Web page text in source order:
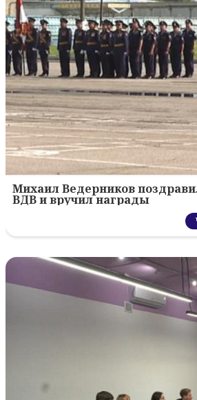
Михаил Ведерников
ВДВ и вручил награды